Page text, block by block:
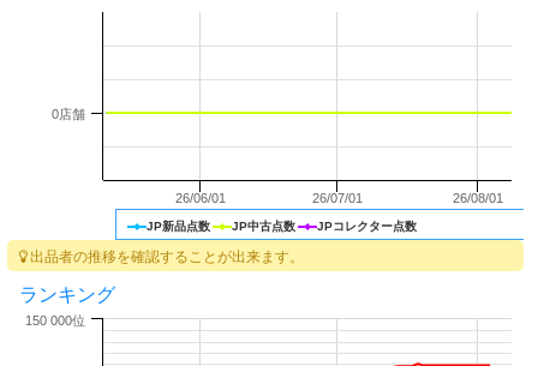
JP新品点数 JP中古点数 JPコレクター点数
26/06/01 26/07/01 26/08/01
0店舗
出品者の推移を確認することが出来ます。
ランキング
150 000位